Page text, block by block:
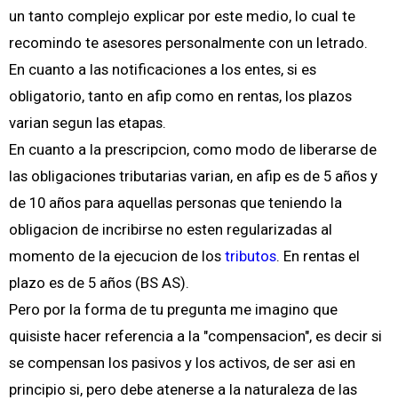
un tanto complejo explicar por este medio, lo cual te
recomindo te asesores personalmente con un letrado.
En cuanto a las notificaciones a los entes, si es
obligatorio, tanto en afip como en rentas, los plazos
varian segun las etapas.
En cuanto a la prescripcion, como modo de liberarse de
las obligaciones tributarias varian, en afip es de 5 años y
de 10 años para aquellas personas que teniendo la
obligacion de incribirse no esten regularizadas al
momento de la ejecucion de los tributos. En rentas el
plazo es de 5 años (BS AS).
Pero por la forma de tu pregunta me imagino que
quisiste hacer referencia a la "compensacion", es decir si
se compensan los pasivos y los activos, de ser asi en
principio si, pero debe atenerse a la naturaleza de las